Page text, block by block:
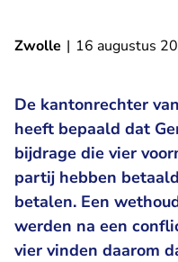
Zwolle | 16 augustus
De kantonrechter
heeft bepaald dat
bijdrage die vier
partij hebben
betalen. Een
werden na een
vier vinden daarom